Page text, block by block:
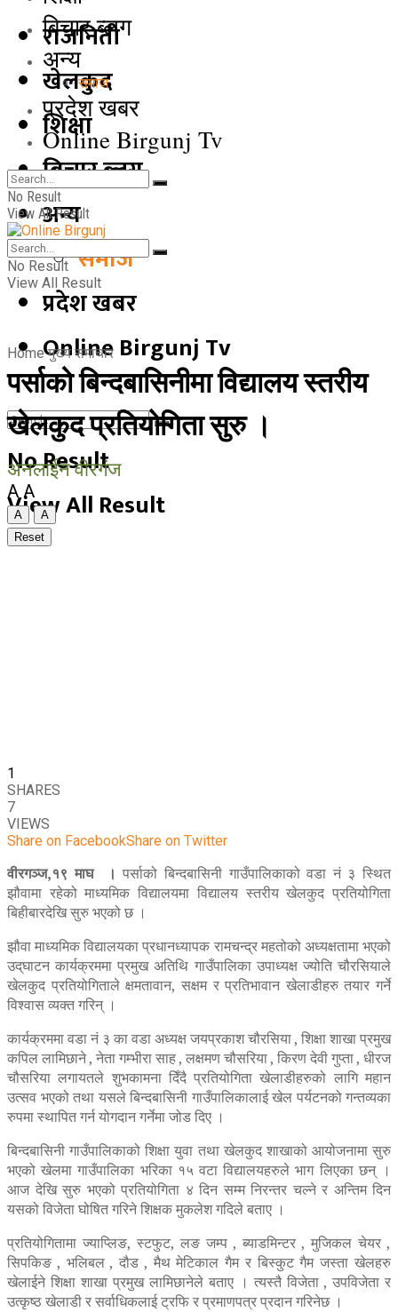
राजनिती
खेलकुद
शिक्षा
बिचार ब्लग
अन्य
समाज
प्रदेश खबर
Online Birgunj Tv
No Result
View All Result
बिचार ब्लग
अन्य
समाज
प्रदेश खबर
Online Birgunj Tv
No Result
View All Result
No Result
View All Result
Home मुख्य समाचार
पर्साको बिन्दबासिनीमा विद्यालय स्तरीय
खेलकुद प्रतियोगिता सुरु ।
अनलाईन वीरगंज
A A
A
A
Reset
1
SHARES
7
VIEWS
Share on FacebookShare on Twitter
वीरगञ्ज,१९ माघ । पर्साको बिन्दबासिनी गाउँपालिकाको वडा नं ३ स्थित
झौवामा रहेको माध्यमिक विद्यालयमा विद्यालय स्तरीय खेलकुद प्रतियोगिता
बिहीबारदेखि सुरु भएको छ ।
झौवा माध्यमिक विद्यालयका प्रधानध्यापक रामचन्द्र महतोको अध्यक्षतामा भएको
उद्‌घाटन कार्यक्रममा प्रमुख अतिथि गाउँपालिका उपाध्यक्ष ज्योति चौरसियाले
खेलकुद प्रतियोगिताले क्षमतावान, सक्षम र प्रतिभावान खेलाडीहरु तयार गर्ने
विश्वास व्यक्त गरिन् ।
कार्यक्रममा वडा नं ३ का वडा अध्यक्ष जयप्रकाश चौरसिया , शिक्षा शाखा प्रमुख
कपिल लामिछाने , नेता गम्भीरा साह , लक्षमण चौसरिया , किरण देवी गुप्ता , धीरज
चौसरिया लगायतले शुभकामना दिँदै प्रतियोगिता खेलाडीहरुको लागि महान
उत्सव भएको तथा यसले बिन्दबासिनी गाउँपालिकालाई खेल पर्यटनको गन्तव्यका
रुपमा स्थापित गर्न योगदान गर्नेमा जोड दिए ।
बिन्दबासिनी गाउँपालिकाको शिक्षा युवा तथा खेलकुद शाखाको आयोजनामा सुरु
भएको खेलमा गाउँपालिका भरिका १५ वटा विद्यालयहरुले भाग लिएका छन् ।
आज देखि सुरु भएको प्रतियोगिता ४ दिन सम्म निरन्तर चल्ने र अन्तिम दिन
यसको विजेता घोषित गरिने शिक्षक मुकलेश गदिले बताए ।
प्रतियोगितामा ज्याप्लिङ, स्टफुट, लङ जम्प , ब्याडमिन्टर , मुजिकल चेयर ,
सिपकिङ , भलिबल , दौड , मैथ मेटिकाल गैम र बिस्कुट गैम जस्ता खेलहरु
खेलाईने शिक्षा शाखा प्रमुख लामिछानेले बताए । त्यस्तै विजेता , उपविजेता र
उत्कृष्ठ खेलाडी र सर्वाधिकलाई ट्रफि र प्रमाणपत्र प्रदान गरिनेछ ।